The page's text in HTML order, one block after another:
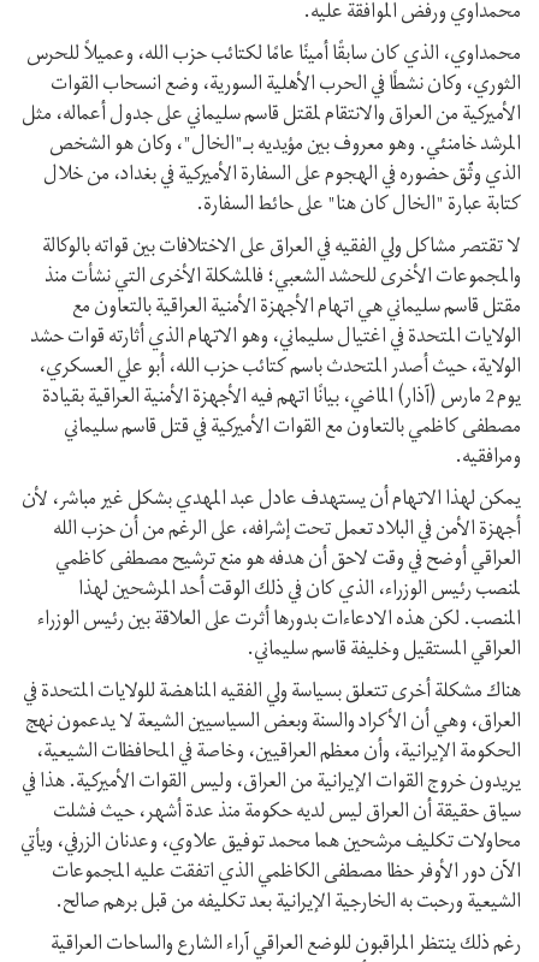
محمداوي ورفض الموافقة عليه.
محمداوي، الذي كان سابقًا أمينًا عامًا لكتائب حزب الله، وعميلاً للحرس
الثوري، وكان نشطًا في الحرب الأهلية السورية، وضع انسحاب القوات
الأميركية من العراق والانتقام لمقتل قاسم سليماني على جدول أعماله، مثل
المرشد خامنئي. وهو معروف بين مؤيديه بـ"الخال"، وكان هو الشخص
الذي وثّق حضوره في الهجوم على السفارة الأميركية في بغداد، من خلال
كتابة عبارة "الخال كان هنا" على حائط السفارة.
لا تقتصر مشاكل ولي الفقيه في العراق على الاختلافات بين قواته بالوكالة
والمجموعات الأخرى للحشد الشعبي؛ فالمشكلة الأخرى التي نشأت منذ
مقتل قاسم سليماني هي اتهام الأجهزة الأمنية العراقية بالتعاون مع
الولايات المتحدة في اغتيال سليماني، وهو الاتهام الذي أثارته قوات حشد
الولاية، حيث أصدر المتحدث باسم كتائب حزب الله، أبو علي العسكري،
يوم 2 مارس (آذار) الماضي، بيانًا اتهم فيه الأجهزة الأمنية العراقية بقيادة
مصطفى كاظمي بالتعاون مع القوات الأميركية في قتل قاسم سليماني
ومرافقيه.
يمكن لهذا الاتهام أن يستهدف عادل عبد المهدي بشكل غير مباشر، لأن
أجهزة الأمن في البلاد تعمل تحت إشرافه، على الرغم من أن حزب الله
العراقي أوضح في وقت لاحق أن هدفه هو منع ترشيح مصطفى كاظمي
لمنصب رئيس الوزراء، الذي كان في ذلك الوقت أحد المرشحين لهذا
المنصب. لكن هذه الادعاءات بدورها أثرت على العلاقة بين رئيس الوزراء
العراقي المستقيل وخليفة قاسم سليماني.
هناك مشكلة أخرى تتعلق بسياسة ولي الفقيه المناهضة للولايات المتحدة في
العراق، وهي أن الأكراد والسنة وبعض السياسيين الشيعة لا يدعمون نهج
الحكومة الإيرانية، وأن معظم العراقيين، وخاصة في المحافظات الشيعية،
يريدون خروج القوات الإيرانية من العراق، وليس القوات الأميركية. هذا في
سياق حقيقة أن العراق ليس لديه حكومة منذ عدة أشهر، حيث فشلت
محاولات تكليف مرشحين هما محمد توفيق علاوي، وعدنان الزرفي، ويأتي
الآن دور الأوفر حظا مصطفى الكاظمي الذي اتفقت عليه المجموعات
الشيعية ورحبت به الخارجية الإيرانية بعد تكليفه من قبل برهم صالح.
رغم ذلك ينتظر المراقبون للوضع العراقي آراء الشارع والساحات العراقية